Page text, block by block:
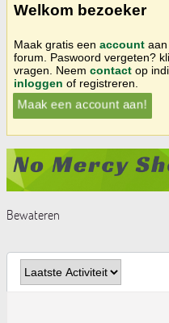
Welkom bezoeker
Maak gratis een account
forum. Paswoord vergeten?
vragen. Neem contact op
inloggen of registreren.
Maak een account aan!
Bewateren